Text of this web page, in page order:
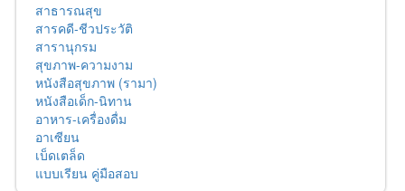
สาธารณสุข
สารคดี-ชีวประวัติ
สารานุกรม
สุขภาพ-ความงาม
หนังสือสุขภาพ (รามา)
หนังสือเด็ก-นิทาน
อาหาร-เครื่องดื่ม
อาเซียน
เบ็ดเตล็ด
แบบเรียน คู่มือสอบ